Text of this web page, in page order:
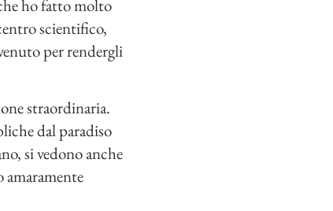
ho fatto molto
scientifico,
per rendergli
straordinaria.
dal paradiso
si vedono anche
amaramente